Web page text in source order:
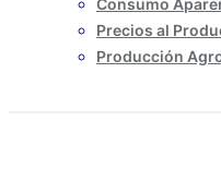
Consumo
Precios al
Producción